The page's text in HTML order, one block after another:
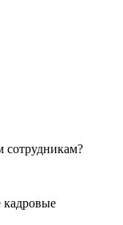
сотрудникам?
кадровые